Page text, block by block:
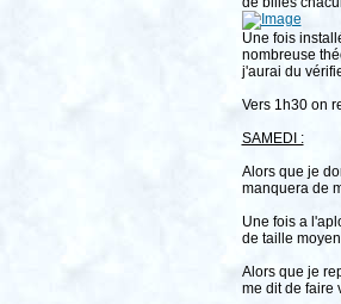
Une fois
nombreuse
j'aurai du
Vers 1h30 on
SAMEDI :
Alors que je
manquera de
Une fois a
de taille
Alors que je
me dit de faire